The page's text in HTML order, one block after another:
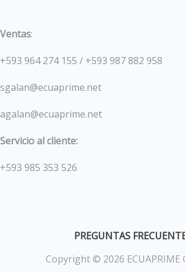
Ventas:
+593 964 274 155 / +593 987 882 958
sgalan@ecuaprime.net
agalan@ecuaprime.net
Servicio al cliente:
+593 985 353 526
PREGUNTAS
Copyright © 2026 ECUAPRIME